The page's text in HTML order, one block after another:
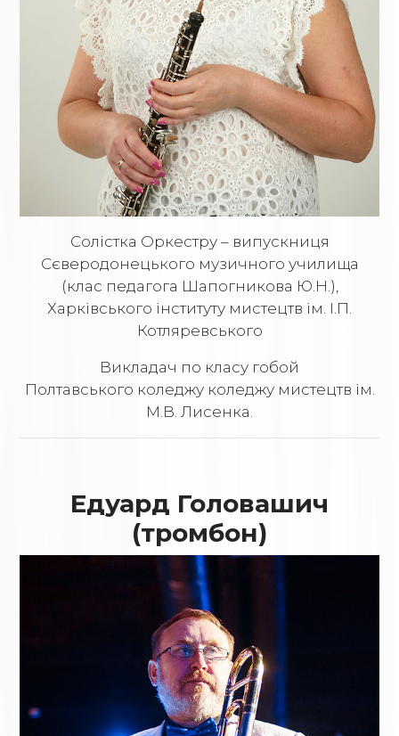
Солістка Оркестру – випускниця
Сєверодонецького музичного училища
(клас педагога Шапогникова Ю.Н.),
Харківського інституту мистецтв ім. І.П.
Котляревського
Викладач по класу гобой
Полтавського коледжу коледжу мистецтв ім.
М.В. Лисенка.
Едуард Головашич
(тромбон)